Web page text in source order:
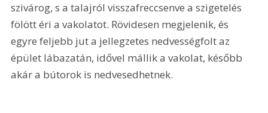
szivárog, s a talajról visszafreccsenve a szigetelés
fölött éri a vakolatot. Rövidesen megjelenik, és
egyre feljebb jut a jellegzetes nedvességfolt az
épület lábazatán, idővel mállik a vakolat, később
akár a bútorok is nedvesedhetnek.